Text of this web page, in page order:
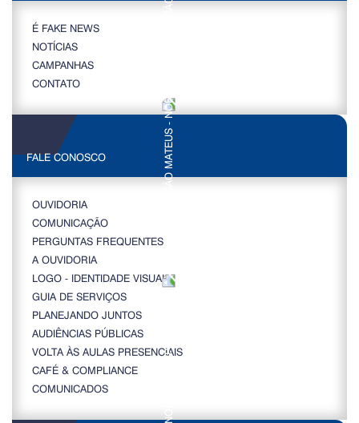
É FAKE NEWS
NOTÍCIAS
CAMPANHAS
CONTATO
FALE CONOSCO
OUVIDORIA
COMUNICAÇÃO
PERGUNTAS FREQUENTES
A OUVIDORIA
LOGO - IDENTIDADE VISUAL
GUIA DE SERVIÇOS
PLANEJANDO JUNTOS
AUDIÊNCIAS PÚBLICAS
VOLTA ÀS AULAS PRESENCIAIS
CAFÉ & COMPLIANCE
COMUNICADOS